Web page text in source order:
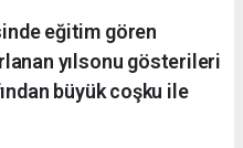
eğitim gören
yılsonu gösterileri
büyük coşku ile